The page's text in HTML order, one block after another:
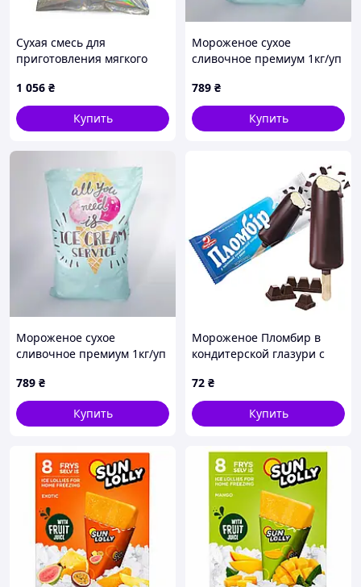
Сухая смесь для
приготовления мягкого
Сливочный 2 кг (63-0110)
1 056 ₴
Купить
Мороженое сухое
сливочное премиум 1кг/уп
мс00001ёё
789 ₴
Купить
Мороженое сухое
сливочное премиум 1кг/уп
мс00001ёё
789 ₴
Купить
Мороженое Пломбир в
кондитерской глазури с
Арт.74470
72 ₴
Купить